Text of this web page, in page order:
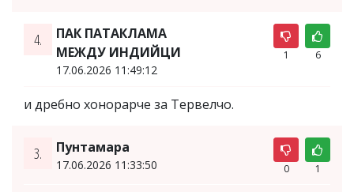
4.
ПАК ПАТАКЛАМА
МЕЖДУ ИНДИЙЦИ
17.06.2026 11:49:12
1 6
и дребно хонорарче за Тервелчо.
3. Пунтамара
17.06.2026 11:33:50 0 1